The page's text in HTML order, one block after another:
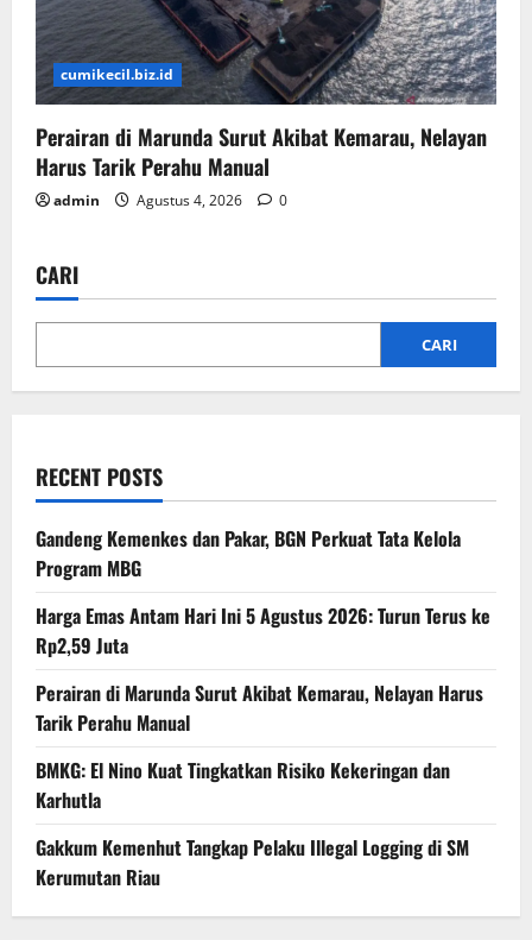
cumikecil.biz.id
Perairan di Marunda Surut Akibat Kemarau, Nelayan
Harus Tarik Perahu Manual
admin Agustus 4, 2026 0
CARI
CARI
RECENT POSTS
Gandeng Kemenkes dan Pakar, BGN Perkuat Tata Kelola
Program MBG
Harga Emas Antam Hari Ini 5 Agustus 2026: Turun Terus ke
Rp2,59 Juta
Perairan di Marunda Surut Akibat Kemarau, Nelayan Harus
Tarik Perahu Manual
BMKG: El Nino Kuat Tingkatkan Risiko Kekeringan dan
Karhutla
Gakkum Kemenhut Tangkap Pelaku Illegal Logging di SM
Kerumutan Riau